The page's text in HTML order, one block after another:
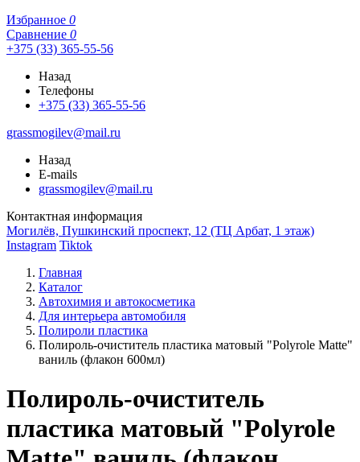
Избранное 0
Сравнение 0
+375 (33) 365-55-56
Назад
Телефоны
+375 (33) 365-55-56
grassmogilev@mail.ru
Назад
E-mails
grassmogilev@mail.ru
Контактная информация
Могилёв, Пушкинский проспект, 12 (ТЦ Арбат, 1 этаж)
Instagram Tiktok
Главная
Каталог
Автохимия и автокосметика
Для интерьера автомобиля
Полироли пластика
Полироль-очиститель пластика матовый "Polyrole Matte"
ваниль (флакон 600мл)
Полироль-очиститель
пластика матовый "Polyrole